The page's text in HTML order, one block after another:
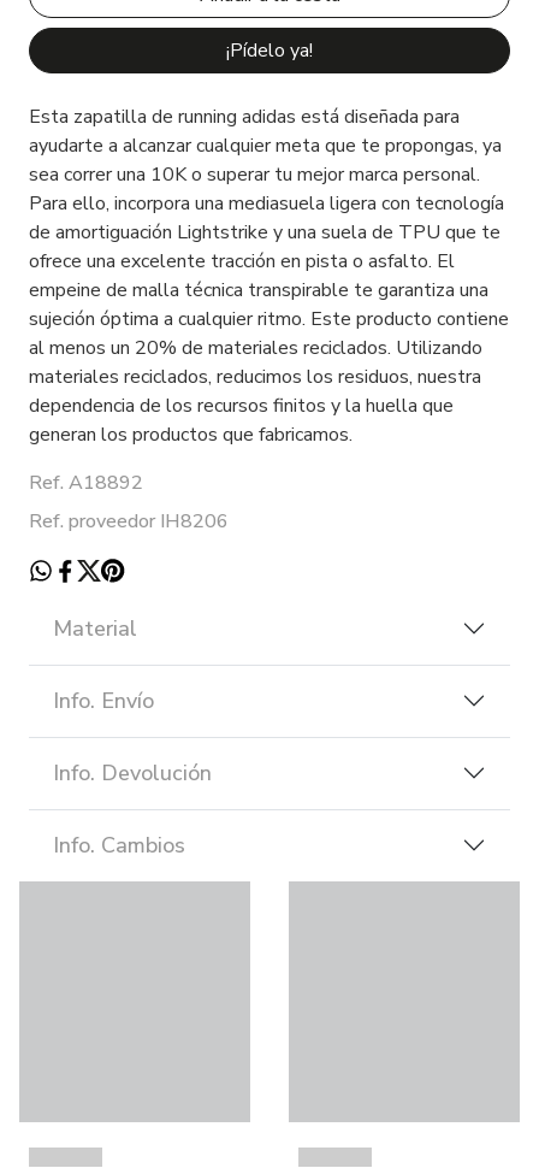
¡Pídelo ya!
Esta zapatilla de running adidas está diseñada para
ayudarte a alcanzar cualquier meta que te propongas, ya
sea correr una 10K o superar tu mejor marca personal.
Para ello, incorpora una mediasuela ligera con tecnología
de amortiguación Lightstrike y una suela de TPU que te
ofrece una excelente tracción en pista o asfalto. El
empeine de malla técnica transpirable te garantiza una
sujeción óptima a cualquier ritmo. Este producto contiene
al menos un 20% de materiales reciclados. Utilizando
materiales reciclados, reducimos los residuos, nuestra
dependencia de los recursos finitos y la huella que
generan los productos que fabricamos.
Ref. A18892
Ref. proveedor IH8206
Material
Info. Envío
Info. Devolución
Info. Cambios